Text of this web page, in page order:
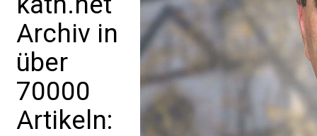
Archiv in
über
70000
Artikeln: